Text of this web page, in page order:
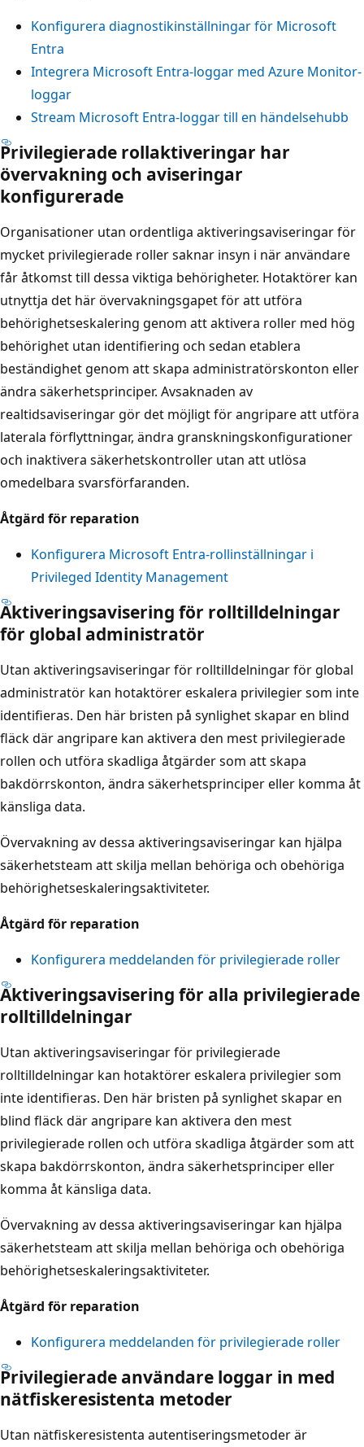
Konfigurera diagnostikinställningar för Microsoft
Entra
Integrera Microsoft Entra-loggar med Azure Monitor-
loggar
Stream Microsoft Entra-loggar till en händelsehubb
Privilegierade rollaktiveringar har
övervakning och aviseringar
konfigurerade
Organisationer utan ordentliga aktiveringsaviseringar för
mycket privilegierade roller saknar insyn i när användare
får åtkomst till dessa viktiga behörigheter. Hotaktörer kan
utnyttja det här övervakningsgapet för att utföra
behörighetseskalering genom att aktivera roller med hög
behörighet utan identifiering och sedan etablera
beständighet genom att skapa administratörskonton eller
ändra säkerhetsprinciper. Avsaknaden av
realtidsaviseringar gör det möjligt för angripare att utföra
laterala förflyttningar, ändra granskningskonfigurationer
och inaktivera säkerhetskontroller utan att utlösa
omedelbara svarsförfaranden.
Åtgärd för reparation
Konfigurera Microsoft Entra-rollinställningar i
Privileged Identity Management
Aktiveringsavisering för rolltilldelningar
för global administratör
Utan aktiveringsaviseringar för rolltilldelningar för global
administratör kan hotaktörer eskalera privilegier som inte
identifieras. Den här bristen på synlighet skapar en blind
fläck där angripare kan aktivera den mest privilegierade
rollen och utföra skadliga åtgärder som att skapa
bakdörrskonton, ändra säkerhetsprinciper eller komma åt
känsliga data.
Övervakning av dessa aktiveringsaviseringar kan hjälpa
säkerhetsteam att skilja mellan behöriga och obehöriga
behörighetseskaleringsaktiviteter.
Åtgärd för reparation
Konfigurera meddelanden för privilegierade roller
Aktiveringsavisering för alla privilegierade
rolltilldelningar
Utan aktiveringsaviseringar för privilegierade
rolltilldelningar kan hotaktörer eskalera privilegier som
inte identifieras. Den här bristen på synlighet skapar en
blind fläck där angripare kan aktivera den mest
privilegierade rollen och utföra skadliga åtgärder som att
skapa bakdörrskonton, ändra säkerhetsprinciper eller
komma åt känsliga data.
Övervakning av dessa aktiveringsaviseringar kan hjälpa
säkerhetsteam att skilja mellan behöriga och obehöriga
behörighetseskaleringsaktiviteter.
Åtgärd för reparation
Konfigurera meddelanden för privilegierade roller
Privilegierade användare loggar in med
nätfiskeresistenta metoder
Utan nätfiskeresistenta autentiseringsmetoder är